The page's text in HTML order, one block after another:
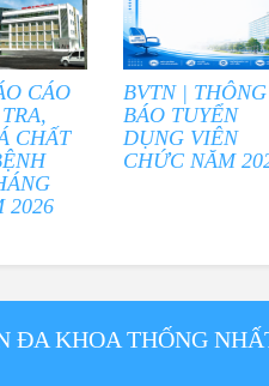
CÁO
CHẤT
2026
BVTN | THÔNG
BÁO TUYỂN
DỤNG VIÊN
CHỨC NĂM
ĐA KHOA THỐNG